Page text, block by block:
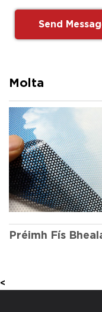
Molta
Préimh Fís Bhealach Amháin
<